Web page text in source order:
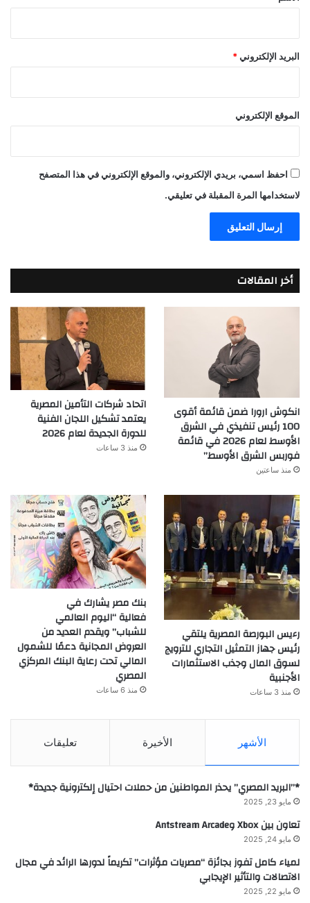
البريد الإلكتروني *
الموقع الإلكتروني
احفظ اسمي، بريدي الإلكتروني، والموقع الإلكتروني في هذا المتصفح
لاستخدامها المرة المقبلة في تعليقي.
أخر المقالات
انكوش ارورا ضمن قائمة أقوى
100 رئيس تنفيذي في الشرق
الأوسط لعام 2026 في قائمة
فوربس الشرق الأوسط”
منذ ساعتين
اتحاد شركات التأمين المصرية
يعتمد تشكيل اللجان الفنية
للدورة الجديدة لعام 2026
منذ 3 ساعات
رءيس البورصة المصرية يلتقي
رئيس جهاز التمثيل التجاري للترويج
لسوق المال وجذب الاستثمارات
الأجنبية
منذ 3 ساعات
بنك مصر يشارك في
فعالية “اليوم العالمي
للشباب” ويقدم العديد من
العروض المجانية دعمًا للشمول
المالي تحت رعاية البنك المركزي
المصري
منذ 6 ساعات
الأشهر الأخيرة تعليقات
*”البريد المصري” يحذر المواطنين من حملات احتيال إلكترونية جديدة*
مايو 23, 2025
تعاون بين Xbox وAntstream Arcade
مايو 24, 2025
لمياء كامل تفوز بجائزة “مصريات مؤثرات” تكريماً لدورها الرائد في مجال
الاتصالات والتأثير الإيجابي
مايو 22, 2025